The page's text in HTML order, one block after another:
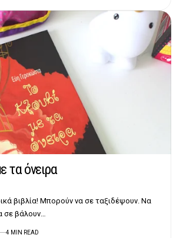
τα όνειρα
βιβλία! Μπορούν να σε ταξιδέψουν. Να
βάλουν…
4 MIN READ